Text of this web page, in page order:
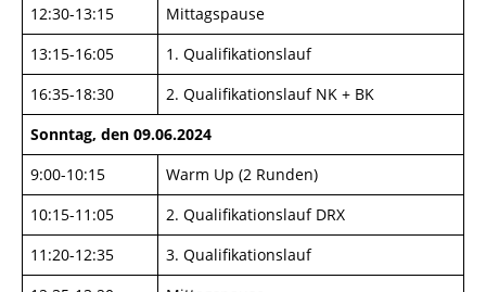
12:30-13:15
Mittagspause
13:15-16:05
1. Qualifikationslauf
16:35-18:30
2. Qualifikationslauf NK + BK
Sonntag, den 09.06.2024
9:00-10:15
Warm Up (2 Runden)
10:15-11:05
2. Qualifikationslauf DRX
11:20-12:35
3. Qualifikationslauf